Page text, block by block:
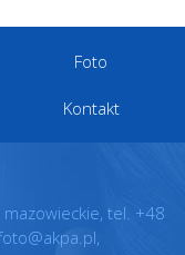
Foto
Kontakt
tel. +48